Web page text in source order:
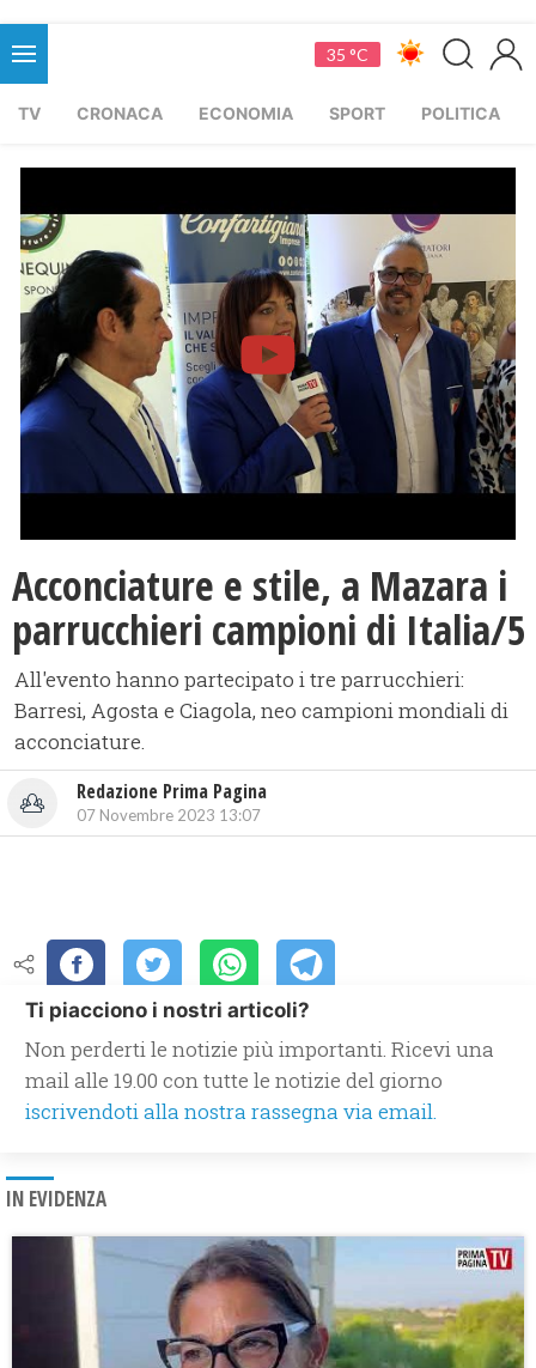
35 °C
TV CRONACA ECONOMIA SPORT POLITICA
Acconciature e stile, a Mazara i
parrucchieri campioni di Italia/5
All'evento hanno partecipato i tre parrucchieri:
Barresi, Agosta e Ciagola, neo campioni mondiali di
acconciature.
Redazione Prima Pagina
07 Novembre 2023 13:07
Ti piacciono i nostri articoli?
Non perderti le notizie più importanti. Ricevi una
mail alle 19.00 con tutte le notizie del giorno
iscrivendoti alla nostra rassegna via email.
IN EVIDENZA